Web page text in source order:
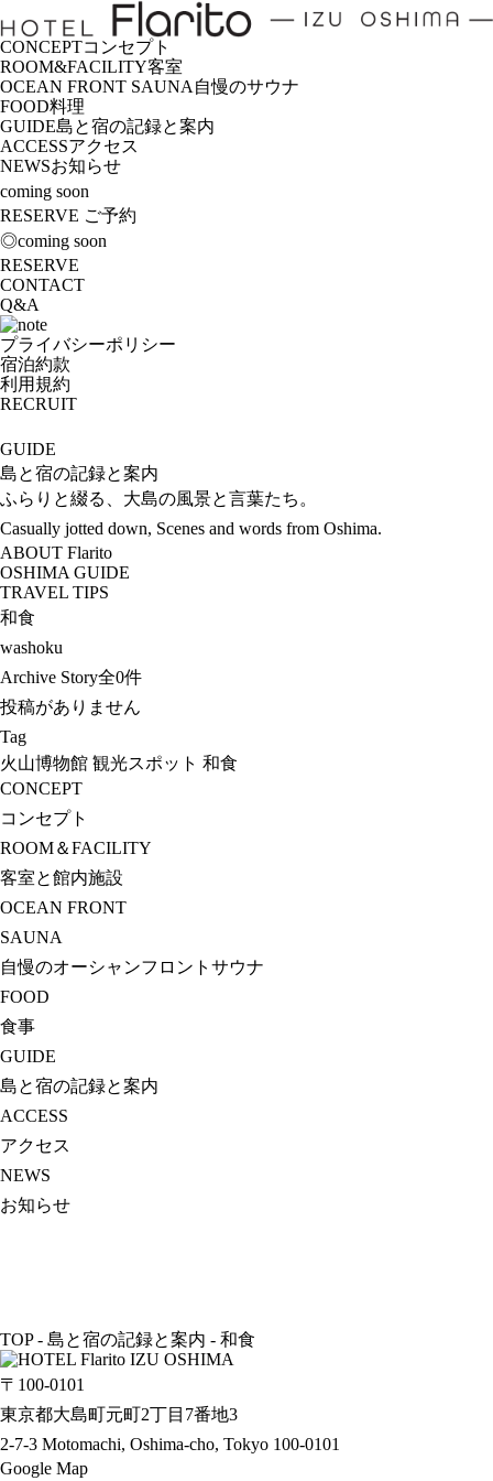
CONCEPTコンセプト
ROOM&FACILITY客室
OCEAN FRONT SAUNA自慢のサウナ
FOOD料理
GUIDE島と宿の記録と案内
ACCESSアクセス
NEWSお知らせ
coming soon
RESERVE ご予約
◎coming soon
RESERVE
CONTACT
Q&A
プライバシーポリシー
宿泊約款
利用規約
RECRUIT
GUIDE
島と宿の記録と案内
ふらりと綴る、大島の風景と言葉たち。
Casually jotted down, Scenes and words from Oshima.
ABOUT Flarito
OSHIMA GUIDE
TRAVEL TIPS
和食
washoku
Archive Story全0件
投稿がありません
Tag
火山博物館 観光スポット 和食
CONCEPT
コンセプト
ROOM＆FACILITY
客室と館内施設
OCEAN FRONT
SAUNA
自慢のオーシャンフロントサウナ
FOOD
食事
GUIDE
島と宿の記録と案内
ACCESS
アクセス
NEWS
お知らせ
TOP - 島と宿の記録と案内 - 和食
〒100-0101
東京都大島町元町2丁目7番地3
2-7-3 Motomachi, Oshima-cho, Tokyo 100-0101
Google Map